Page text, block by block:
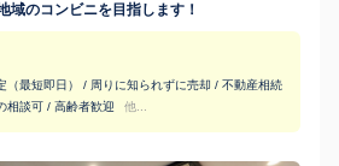
域のコンビニを目指します！
（最短即日） / 周りに知られずに売却 / 不動産相続
相談可 / 高齢者歓迎
他...